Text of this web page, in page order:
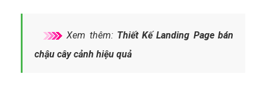
Xem thêm: Thiết Kế Landing Page bán
chậu cây cảnh hiệu quả